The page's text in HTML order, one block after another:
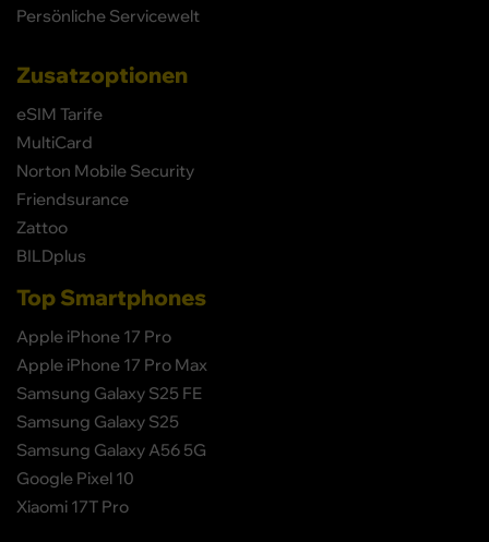
Persönliche Servicewelt
Zusatzoptionen
eSIM Tarife
MultiCard
Norton Mobile Security
Friendsurance
Zattoo
BILDplus
Top Smartphones
Apple iPhone 17 Pro
Apple iPhone 17 Pro Max
Samsung Galaxy S25 FE
Samsung Galaxy S25
Samsung Galaxy A56 5G
Google Pixel 10
Xiaomi 17T Pro